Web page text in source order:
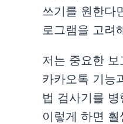
쓰기를 원한다
로그램을 고려
저는 중요한
카카오톡 기능
법 검사기를
이렇게 하면